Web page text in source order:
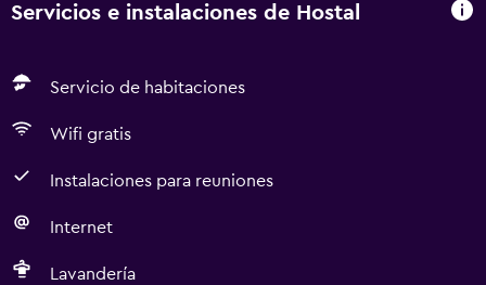
Servicios e instalaciones de Hostal
Servicio de habitaciones
Wifi gratis
Instalaciones para reuniones
Internet
Lavandería